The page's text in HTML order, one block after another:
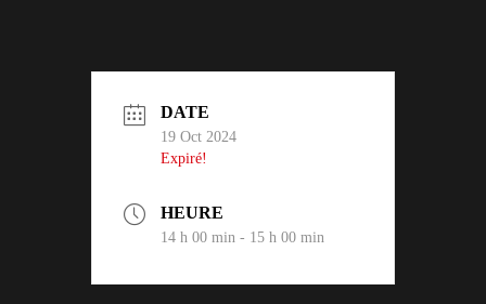
DATE
19 Oct 2024
Expiré!
HEURE
14 h 00 min - 15 h 00 min